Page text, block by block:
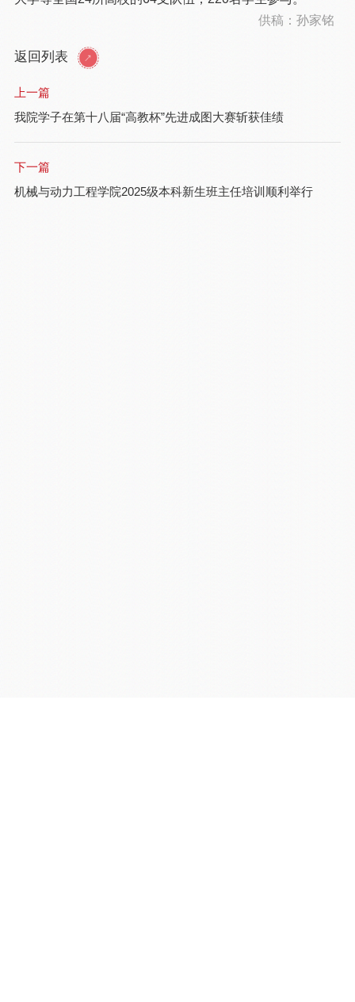
供稿：孙家铭
返回列表
上一篇
我院学子在第十八届“高教杯”先进成图大赛斩获佳绩
下一篇
机械与动力工程学院2025级本科新生班主任培训顺利举行